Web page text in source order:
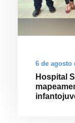
6 de agosto
Hospital